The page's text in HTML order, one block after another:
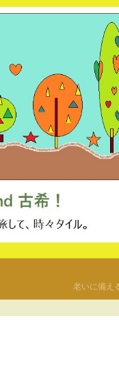
老いに備え